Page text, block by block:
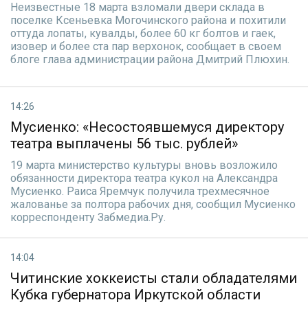
Неизвестные 18 марта взломали двери склада в
поселке Ксеньевка Могочинского района и похитили
оттуда лопаты, кувалды, более 60 кг болтов и гаек,
изовер и более ста пар верхонок, сообщает в своем
блоге глава администрации района Дмитрий Плюхин.
14:26
Мусиенко: «Несостоявшемуся директору
театра выплачены 56 тыс. рублей»
19 марта министерство культуры вновь возложило
обязанности директора театра кукол на Александра
Мусиенко. Раиса Яремчук получила трехмесячное
жалованье за полтора рабочих дня, сообщил Мусиенко
корреспонденту Забмедиа.Ру.
14:04
Читинские хоккеисты стали обладателями
Кубка губернатора Иркутской области